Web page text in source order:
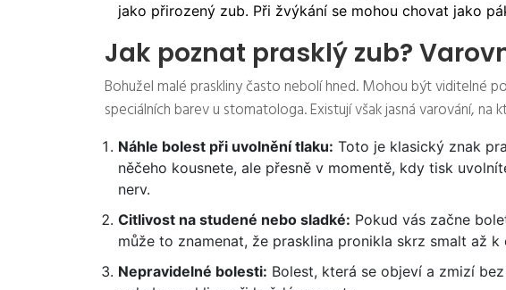
jako přirozený zub. Při žvýkání se mohou chovat jako
Jak poznat prasklý zub?
Bohužel malé praskliny často nebolí hned. Mohou být viditelné
speciálních barev u stomatologa. Existují však jasná varování, na
Náhle bolest při uvolnění tlaku: Toto je klasický znak
něčeho kousnete, ale přesně v momentě, kdy tisk
nerv.
Citlivost na studené nebo sladké: Pokud vás začne
může to znamenat, že prasklina pronikla skrz smalt až k
Nepravidelné bolesti: Bolest, která se objeví a zmizí